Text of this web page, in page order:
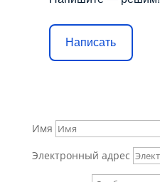
Написать
Имя
Электронный адрес